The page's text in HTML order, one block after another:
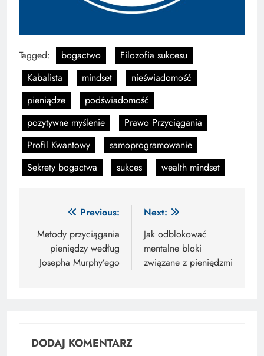
Tagged: bogactwo
Filozofia sukcesu
Kabalista
mindset
nieświadomość
pieniądze
podświadomość
pozytywne myślenie
Prawo Przyciągania
Profil Kwantowy
samoprogramowanie
Sekrety bogactwa
sukces wealth mindset
Nawigacja
wpisu
Previous:
Metody przyciągania
pieniędzy według
Josepha Murphy’ego
Next:
Jak odblokować
mentalne bloki
związane z pieniędzmi
DODAJ KOMENTARZ